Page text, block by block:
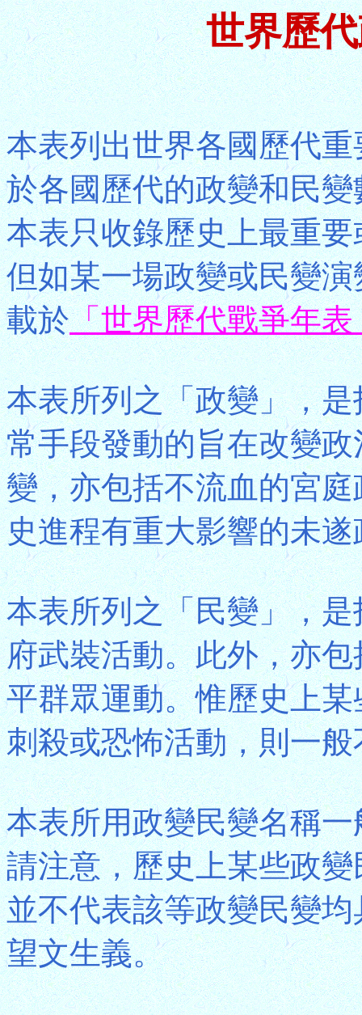
世界歷
本表列出世界各國歷代
於各國歷代的政變和民
本表只收錄歷史上最重
但如某一場政變或民變
載於「世界歷代戰爭年表
本表所列之「政變」，
常手段發動的旨在改變
變，亦包括不流血的宮
史進程有重大影響的未
本表所列之「民變」，
府武裝活動。此外，亦
平群眾運動。惟歷史上
刺殺或恐怖活動，則一
本表所用政變民變名稱
請注意，歷史上某些政
並不代表該等政變民變
望文生義。